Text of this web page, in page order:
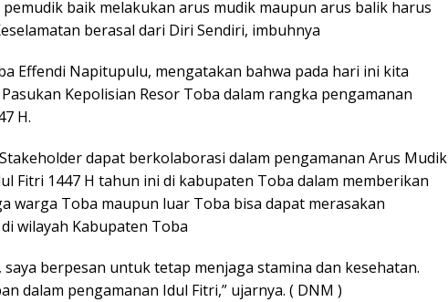
baik melakukan arus mudik maupun arus balik harus
berasal dari Diri Sendiri, imbuhnya
Effendi Napitupulu, mengatakan bahwa pada hari ini kita
Kepolisian Resor Toba dalam rangka pengamanan
H.
dapat berkolaborasi dalam pengamanan Arus Mudik
Fitri 1447 H tahun ini di kabupaten Toba dalam memberikan
warga Toba maupun luar Toba bisa dapat merasakan
wilayah Kabupaten Toba
saya berpesan untuk tetap menjaga stamina dan kesehatan.
dalam pengamanan Idul Fitri,” ujarnya. ( DNM )